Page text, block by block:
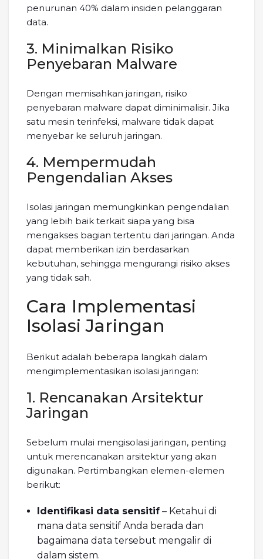
penurunan 40% dalam insiden pelanggaran
data.
3. Minimalkan Risiko
Penyebaran Malware
Dengan memisahkan jaringan, risiko
penyebaran malware dapat diminimalisir. Jika
satu mesin terinfeksi, malware tidak dapat
menyebar ke seluruh jaringan.
4. Mempermudah
Pengendalian Akses
Isolasi jaringan memungkinkan pengendalian
yang lebih baik terkait siapa yang bisa
mengakses bagian tertentu dari jaringan. Anda
dapat memberikan izin berdasarkan
kebutuhan, sehingga mengurangi risiko akses
yang tidak sah.
Cara Implementasi
Isolasi Jaringan
Berikut adalah beberapa langkah dalam
mengimplementasikan isolasi jaringan:
1. Rencanakan Arsitektur
Jaringan
Sebelum mulai mengisolasi jaringan, penting
untuk merencanakan arsitektur yang akan
digunakan. Pertimbangkan elemen-elemen
berikut:
Identifikasi data sensitif – Ketahui di
mana data sensitif Anda berada dan
bagaimana data tersebut mengalir di
dalam sistem.